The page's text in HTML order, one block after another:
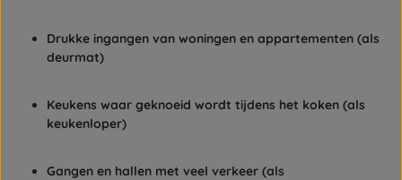
Drukke ingangen van woningen en appartementen (als
deurmat)
Keukens waar geknoeid wordt tijdens het koken (als
keukenloper)
Gangen en hallen met veel verkeer (als